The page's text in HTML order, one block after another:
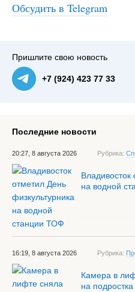
Обсудить в Telegram
#3
Пришлите свою новость
+7 (924) 423 77 33
Последние новости
20:27, 8 августа 2026 Рубрика:
Владивосток
на водной
16:19, 8 августа 2026 Рубрика:
Камера в
на